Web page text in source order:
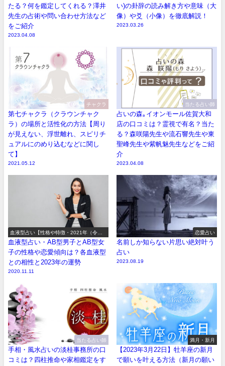
たる？何を鑑定してくれる？澤井
先生の占術や問い合わせ方法など
をご紹介
2023.04.08
い)の卦辞の読み解き方や意味（大
像）や爻（小像）を徹底解説！
2023.03.26
チャクラ
第七チャクラ（クラウンチャク
ラ）の場所と活性化の方法【周り
が見えない、浮世離れ、スピリチ
ュアルにのめり込むなどに関し
て】
2021.05.12
当たる占い師
占いの森｡イオンモール佐賀大和
店の口コミは？霊視で有名？当た
る？森咲陽先生や流石響先生や東
聖峰先生や紫帆魅先生などをご紹
介
2023.04.08
血液型占い【性格や特徴・2021年（令和3
年）の運勢】
血液型占い・AB型男子とAB型女
子の性格や恋愛傾向は？各血液型
との相性と2023年の運勢
2020.11.11
恋愛占い
名前しか知らない片思い絶対叶う
占い
2023.08.19
当たる占い師
手相・風水占いの淡桂事務所の口
コミは？四柱推命や家相鑑定をす
満月・新月
【2023年3月22日】牡羊座の新月
で願いを叶える方法（新月の願い